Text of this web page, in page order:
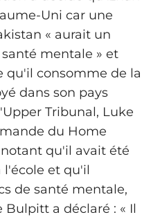
Uni car une
« aurait un
mentale » et
qu'il consomme de la
dans son pays
Tribunal, Luke
du Home
qu'il avait été
l'école et qu'il
de santé mentale,
Bulpitt a déclaré : « Il